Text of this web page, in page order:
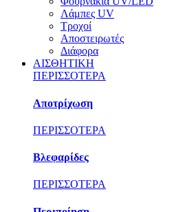
Λάμπες UV
Τροχοί
Αποστειρωτές
Διάφορα
ΑΙΣΘΗΤΙΚΗ
ΠΕΡΙΣΣΟΤΕΡΑ
Αποτρίχωση
ΠΕΡΙΣΣΟΤΕΡΑ
Βλεφαρίδες
ΠΕΡΙΣΣΟΤΕΡΑ